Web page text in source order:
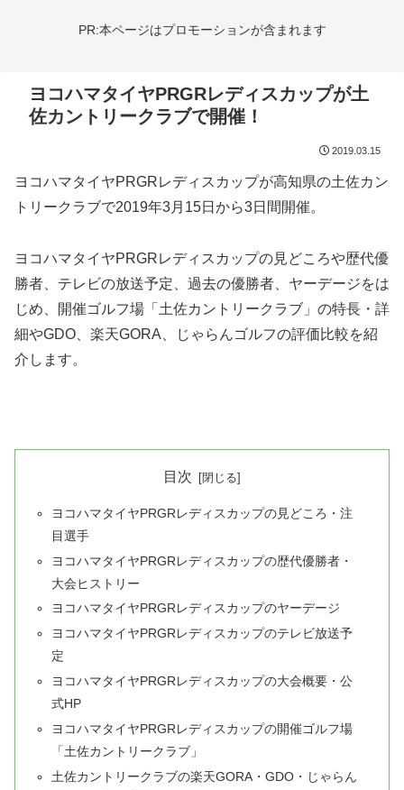
PR:本ページはプロモーションが含まれます
ヨコハマタイヤPRGRレディスカップが土
佐カントリークラブで開催！
2019.03.15
ヨコハマタイヤPRGRレディスカップが高知県の土佐カン
トリークラブで2019年3月15日から3日間開催。
ヨコハマタイヤPRGRレディスカップの見どころや歴代優
勝者、テレビの放送予定、過去の優勝者、ヤーデージをは
じめ、開催ゴルフ場「土佐カントリークラブ」の特長・詳
細やGDO、楽天GORA、じゃらんゴルフの評価比較を紹
介します。
目次
ヨコハマタイヤPRGRレディスカップの見どころ・注
目選手
ヨコハマタイヤPRGRレディスカップの歴代優勝者・
大会ヒストリー
ヨコハマタイヤPRGRレディスカップのヤーデージ
ヨコハマタイヤPRGRレディスカップのテレビ放送予
定
ヨコハマタイヤPRGRレディスカップの大会概要・公
式HP
ヨコハマタイヤPRGRレディスカップの開催ゴルフ場
「土佐カントリークラブ」
土佐カントリークラブの楽天GORA・GDO・じゃらん